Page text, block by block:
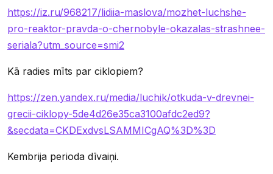
https://iz.ru/968217/lidiia-maslova/mozhet-luchshe-
pro-reaktor-pravda-o-chernobyle-okazalas-strashnee-
seriala?utm_source=smi2
Kā radies mīts par ciklopiem?
https://zen.yandex.ru/media/luchik/otkuda-v-drevnei-
grecii-ciklopy-5de4d26e35ca3100afdc2ed9?
&secdata=CKDExdvsLSAMMICgAQ%3D%3D
Kembrija perioda dīvaiņi.